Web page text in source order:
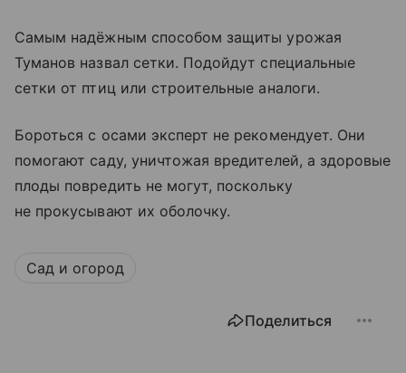
Самым надёжным способом защиты урожая
Туманов назвал сетки. Подойдут специальные
сетки от птиц или строительные аналоги.
Бороться с осами эксперт не рекомендует. Они
помогают саду, уничтожая вредителей, а здоровые
плоды повредить не могут, поскольку
не прокусывают их оболочку.
Сад и огород
Поделиться